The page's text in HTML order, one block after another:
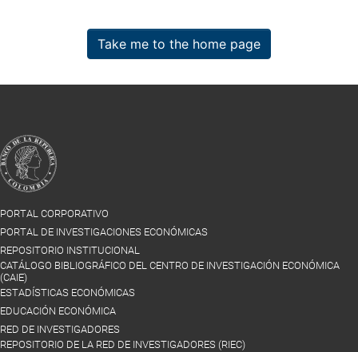
Take me to the home page
PORTAL CORPORATIVO
PORTAL DE INVESTIGACIONES ECONÓMICAS
REPOSITORIO INSTITUCIONAL
CATÁLOGO BIBLIOGRÁFICO DEL CENTRO DE INVESTIGACIÓN ECONÓMICA
(CAIE)
ESTADÍSTICAS ECONÓMICAS
EDUCACIÓN ECONÓMICA
RED DE INVESTIGADORES
REPOSITORIO DE LA RED DE INVESTIGADORES (RIEC)